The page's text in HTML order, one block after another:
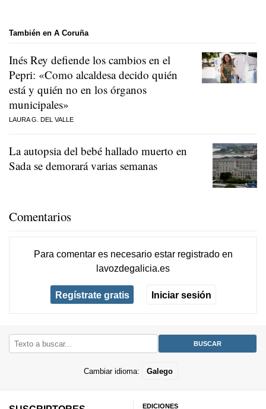
También en A Coruña
Inés Rey defiende los cambios en el
Pepri: «Como alcaldesa decido quién
está y quién no en los órganos
municipales»
LAURA G. DEL VALLE
La autopsia del bebé hallado muerto en
Sada se demorará varias semanas
Comentarios
Para comentar es necesario estar registradoen
lavozdegalicia.es
Regístrate gratis Iniciar sesión
Cambiar idioma: Galego
EDICIONES